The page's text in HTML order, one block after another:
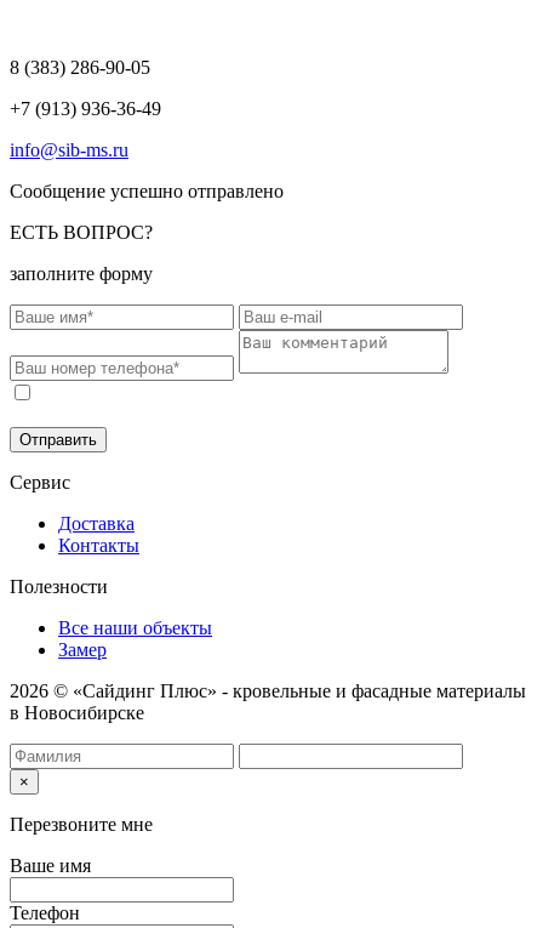
8 (383) 286-90-05
+7 (913) 936-36-49
info@sib-ms.ru
Сообщение успешно отправлено
ЕСТЬ ВОПРОС?
заполните форму
Отправить
Сервис
Доставка
Контакты
Полезности
Все наши объекты
Замер
2026 © «Сайдинг Плюс» - кровельные и фасадные материалы
в Новосибирске
×
Перезвоните мне
Ваше имя
Телефон